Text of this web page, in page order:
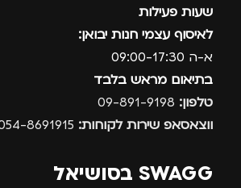
שעות פעילות
לאיסוף עצמי חנות יבואן:
א-ה 09:00-17:30
בתיאום מראש בלבד
טלפון:
ווצאסאפ שירות לקוחות:
SWAGG בסושיאל